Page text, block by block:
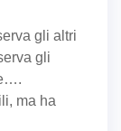
gli altri
gli
ma ha